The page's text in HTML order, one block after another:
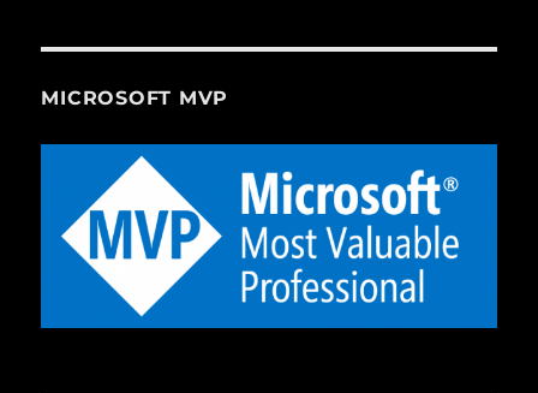
MICROSOFT MVP